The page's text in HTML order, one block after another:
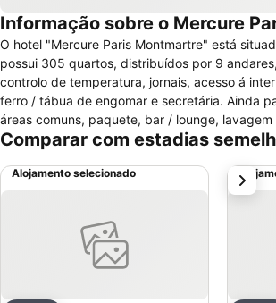
Informação sobre o Mercure
O hotel "Mercure Paris Montmartre" está
possui 305 quartos, distribuídos por 9
controlo de temperatura, jornais, acesso á
ferro / tábua de engomar e secretária. Ainda
áreas comuns, paquete, bar / lounge,
arrumador. Para quem pretenda organizar um
acessibilidade ao chuveiro e acessos ás áreas
Comparar com estadias
Alojamento selecionado